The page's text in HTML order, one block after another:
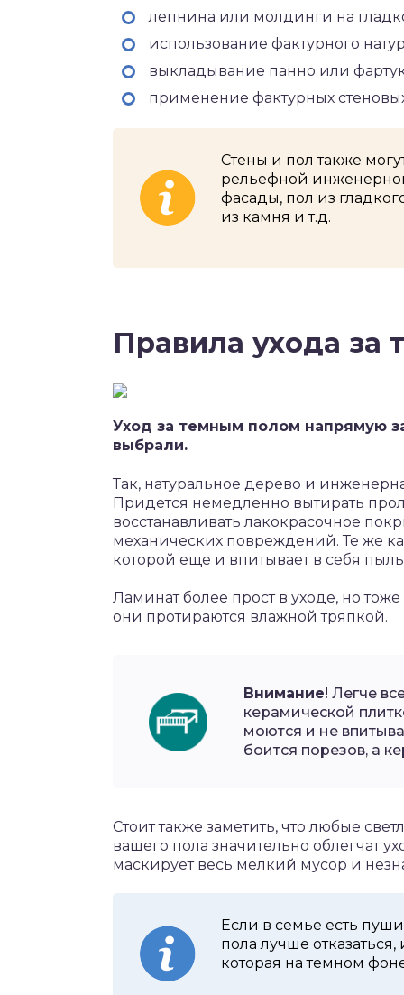
лепнина или молдинги на
использование фактурного
выкладывание панно или
применение фактурных
Стены и пол также
рельефной
фасады, пол из
из камня и т.д.
Правила ухода за
Уход за темным полом напрямую
выбрали.
Так, натуральное дерево и
Придется немедленно вытирать
восстанавливать лакокрасочное
механических повреждений. Те же
которой еще и впитывает в себя
Ламинат более прост в уходе, но
они протираются влажной тряпкой.
Внимание! Легче
керамической
моются и не
боится порезов, а
Стоит также заметить, что любые
вашего пола значительно облегчат
маскирует весь мелкий мусор и
Если в семье есть
пола лучше
которая на темном